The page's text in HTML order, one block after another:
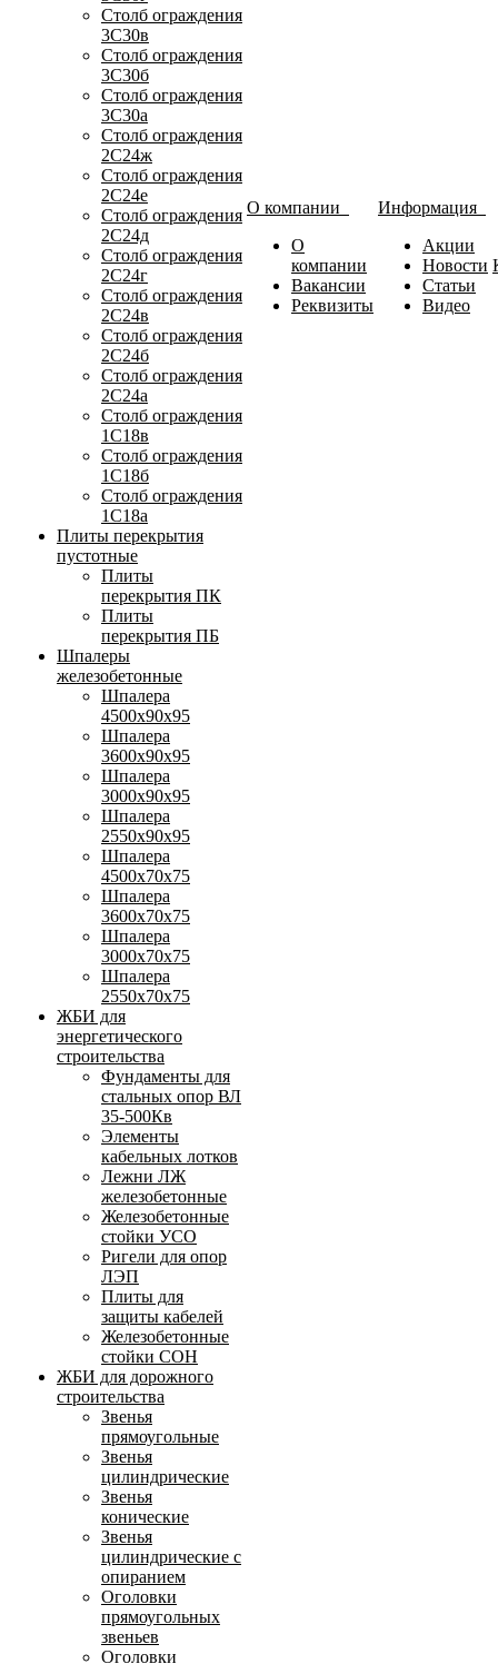
Столб ограждения
3С30в
Столб ограждения
3С30б
Столб ограждения
3С30а
Столб ограждения
2С24ж
Столб ограждения
2С24е
Столб ограждения
2С24д
Столб ограждения
2С24г
Столб ограждения
2С24в
Столб ограждения
2С24б
Столб ограждения
2С24а
Столб ограждения
1С18в
Столб ограждения
1С18б
Столб ограждения
1С18а
Плиты перекрытия
пустотные
Плиты
перекрытия ПК
Плиты
перекрытия ПБ
Шпалеры
железобетонные
Шпалера
4500х90х95
Шпалера
3600х90х95
Шпалера
3000х90х95
Шпалера
2550х90х95
Шпалера
4500х70х75
Шпалера
3600х70х75
Шпалера
3000х70х75
Шпалера
2550х70х75
ЖБИ для
энергетического
строительства
Фундаменты для
стальных опор ВЛ
35-500Кв
Элементы
кабельных лотков
Лежни ЛЖ
железобетонные
Железобетонные
стойки УСО
Ригели для опор
ЛЭП
Плиты для
защиты кабелей
Железобетонные
стойки СОН
ЖБИ для дорожного
строительства
Звенья
прямоугольные
Звенья
цилиндрические
Звенья
конические
Звенья
цилиндрические с
опиранием
Оголовки
прямоугольных
звеньев
Оголовки
О компании
О
компании
Вакансии
Реквизиты
Информация
Акции
Новости
Статьи
Видео